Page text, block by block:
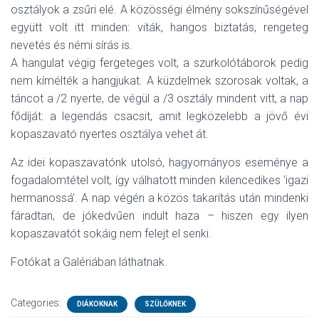
osztályok a zsűri elé. A közösségi élmény sokszínűségével
együtt volt itt minden: viták, hangos biztatás, rengeteg
nevetés és némi sírás is.
A hangulat végig fergeteges volt, a szurkolótáborok pedig
nem kímélték a hangjukat. A küzdelmek szorosak voltak, a
táncot a /2 nyerte, de végül a /3 osztály mindent vitt, a nap
fődíját: a legendás csacsit, amit legközelebb a jövő évi
kopaszavató nyertes osztálya vehet át.
Az idei kopaszavatónk utolsó, hagyományos eseménye a
fogadalomtétel volt, így válhatott minden kilencedikes ‘igazi
hermanossá’. A nap végén a közös takarítás után mindenki
fáradtan, de jókedvűen indult haza – hiszen egy ilyen
kopaszavatót sokáig nem felejt el senki.
Fotókat a Galériában láthatnak.
Categories: DIÁKOKNAK SZÜLŐKNEK